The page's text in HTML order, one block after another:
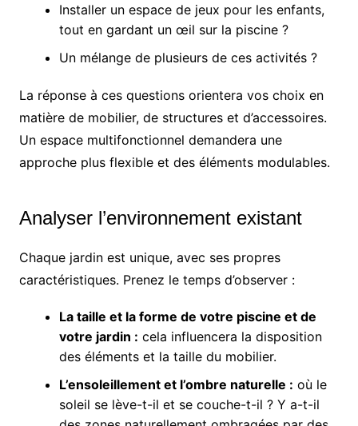
Installer un espace de jeux pour les enfants,
tout en gardant un œil sur la piscine ?
Un mélange de plusieurs de ces activités ?
La réponse à ces questions orientera vos choix en
matière de mobilier, de structures et d’accessoires.
Un espace multifonctionnel demandera une
approche plus flexible et des éléments modulables.
Analyser l’environnement existant
Chaque jardin est unique, avec ses propres
caractéristiques. Prenez le temps d’observer :
La taille et la forme de votre piscine et de
votre jardin : cela influencera la disposition
des éléments et la taille du mobilier.
L’ensoleillement et l’ombre naturelle : où le
soleil se lève-t-il et se couche-t-il ? Y a-t-il